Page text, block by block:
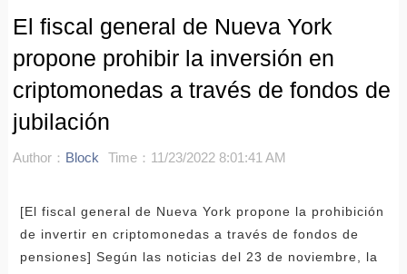
El fiscal general de Nueva York
propone prohibir la inversión en
criptomonedas a través de fondos de
jubilación
Author： Block Time：11/23/2022 8:01:41 AM
[El fiscal general de Nueva York propone la prohibición
de invertir en criptomonedas a través de fondos de
pensiones] Según las noticias del 23 de noviembre, la